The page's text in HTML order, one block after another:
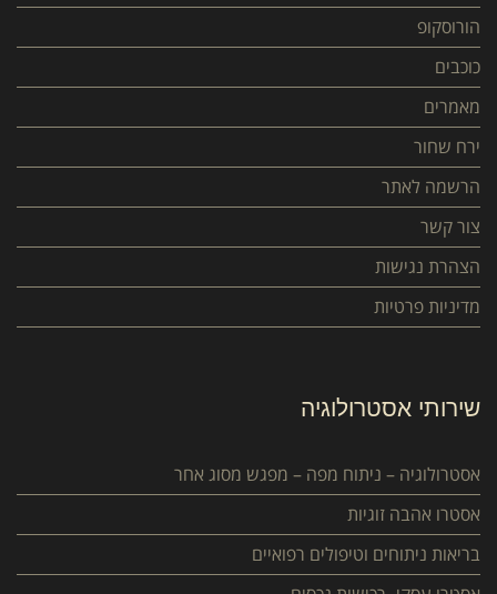
הורוסקופ
כוכבים
מאמרים
ירח שחור
הרשמה לאתר
צור קשר
הצהרת נגישות
מדיניות פרטיות
שירותי אסטרולוגיה
אסטרולוגיה – ניתוח מפה – מפגש מסוג אחר
אסטרו אהבה זוגיות
בריאות ניתוחים וטיפולים רפואיים